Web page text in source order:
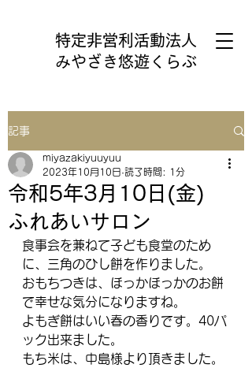
特定非営利活動法人
みやざき悠遊くらぶ
記事
令和5年3月10日(金)
ふれあいサロン
miyazakiyuuyuu
2023年10月10日 読了時間: 1分
食事会を兼ねて子ども食堂のため
に、三角のひし餅を作りました。
おもちつきは、ほっかほっかのお餅
で幸せな気分になりますね。
よもぎ餅はいい春の香りです。40パ
ック出来ました。
もち米は、中島様より頂きました。